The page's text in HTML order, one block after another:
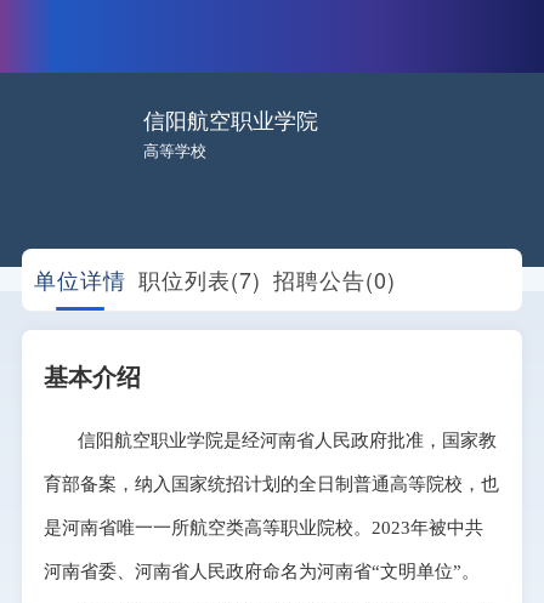
信阳航空职业学院
高等学校
单位详情 职位列表(7) 招聘公告(0)
基本介绍
信阳航空职业学院是经河南省人民政府批准，国家教
育部备案，纳入国家统招计划的全日制普通高等院校，也
是河南省唯一一所航空类高等职业院校。2023年被中共
河南省委、河南省人民政府命名为河南省“文明单位”。